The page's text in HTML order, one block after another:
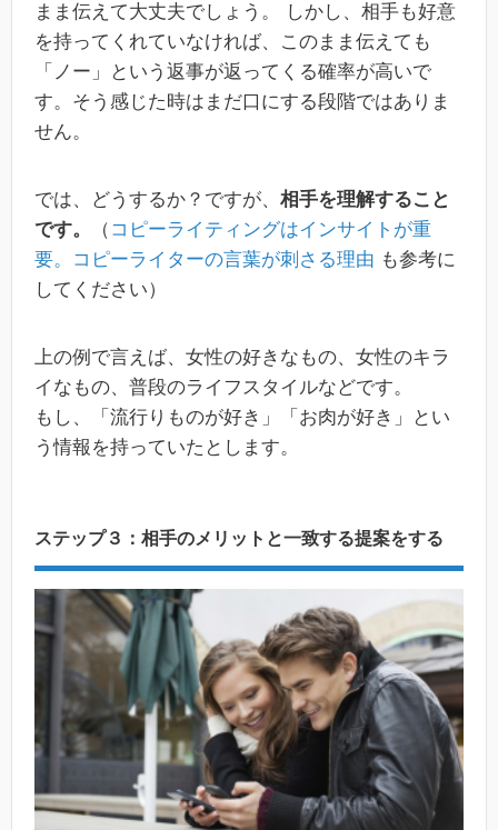
まま伝えて大丈夫でしょう。 しかし、相手も好意
を持ってくれていなければ、このまま伝えても
「ノー」という返事が返ってくる確率が高いで
す。そう感じた時はまだ口にする段階ではありま
せん。
では、どうするか？ですが、 相手を理解すること
です。
（ コピーライティングはインサイトが重
要。コピーライターの言葉が刺さる理由 も参考に
してください）
上の例で言えば、女性の好きなもの、女性のキラ
イなもの、普段のライフスタイルなどです。
もし、「流行りものが好き」「お肉が好き」とい
う情報を持っていたとします。
ステップ３：相手のメリットと一致する提案をする